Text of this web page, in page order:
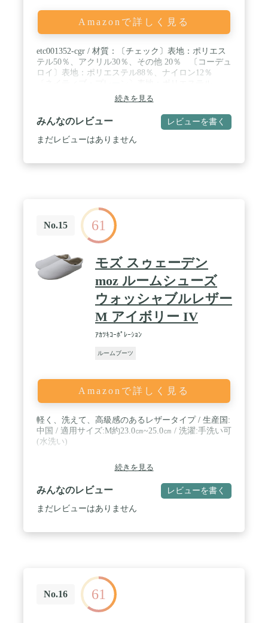
Amazonで詳しく見る
etc001352-cgr / 材質：〔チェック〕表地：ポリエス
テル50％、アクリル30％、その他 20％ 〔コーデュ
ロイ〕表地：ポリエステル88％、ナイロン12％
100％ 〔共通〕中材・裏地・底敷：ポリエステル
100％ 底敷芯：発泡PE＋EVA / カラー：チェック
グレー、チェックネイビー、コーデュロイベージ
ュ、コーデュロイネイビー、ネイティブグレー、ネ
イティブネイビー、チェックレッド、チェックグリ
工がなくなりました） / 【チェック・コーデュロ
イ・ネイティブ】商品外寸（片足分）：幅120×奥行
270×高さ270 / 商品重量：約280g / 【チェック・コー
デュロイ・ネイティブ】梱包サイズ：幅300×奥行
300×高さ70 / 梱包重量：約300g / 個口数：1 / ※サイ
ズの誤差は多少発生します。ご了承下さい。(単
位：約mm) ※詳細な商品サイズは画像一覧にござ
続きを見る
みんなのレビュー レビューを書く
まだレビューはありません
No.15 61
モズ スゥェーデン
moz ルームシューズ
ウォッシャブルレザー
M アイボリー IV
ｱｶﾂｷｺｰﾎﾟﾚｰｼｮﾝ
ルームブーツ
Amazonで詳しく見る
軽く、洗えて、高級感のあるレザータイプ / 生産国:
中国 / 適用サイズ:M約23.0㎝~25.0㎝ / 洗濯:手洗い可
(水洗い)
続きを見る
みんなのレビュー レビューを書く
まだレビューはありません
No.16 61